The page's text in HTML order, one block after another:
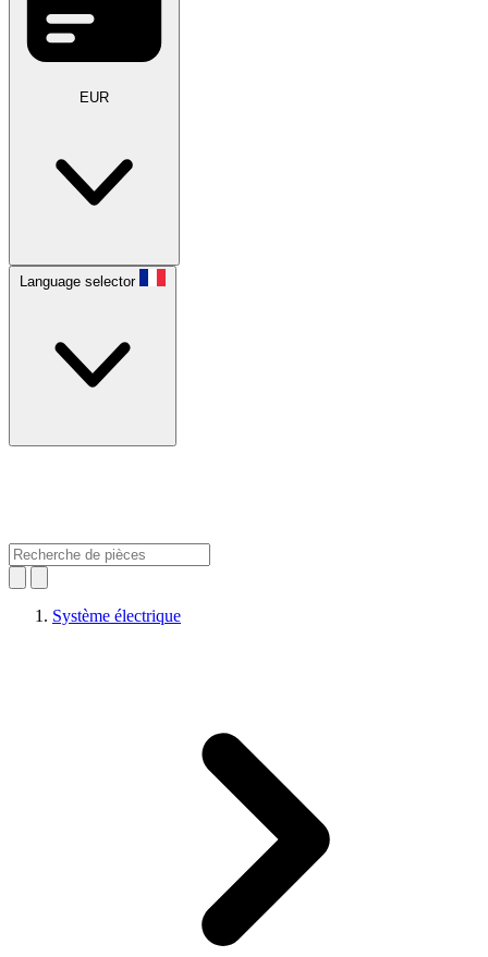
EUR
Language selector
Système électrique